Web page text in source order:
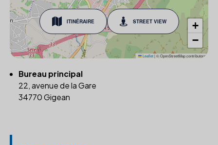
ITINÉRAIRE STREET VIEW
+
−
Leaflet|© OpenStreetMap contributors
Bureau principal
22, avenue de la Gare
34770 Gigean